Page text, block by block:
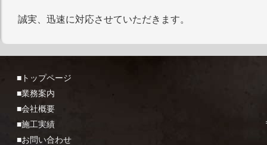
誠実、迅速に対応させていただきます。
■トップページ
■業務案内
■会社概要
■施工実績
■お問い合わせ